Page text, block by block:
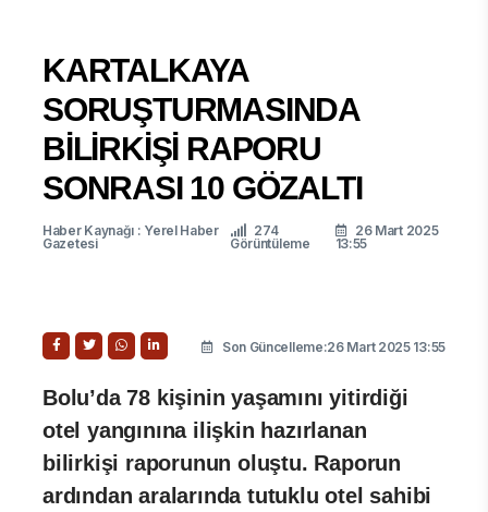
KARTALKAYA
SORUŞTURMASINDA
BİLİRKİŞİ RAPORU
SONRASI 10 GÖZALTI
Haber Kaynağı : Yerel Haber
Gazetesi
274
Görüntüleme
26 Mart 2025
13:55